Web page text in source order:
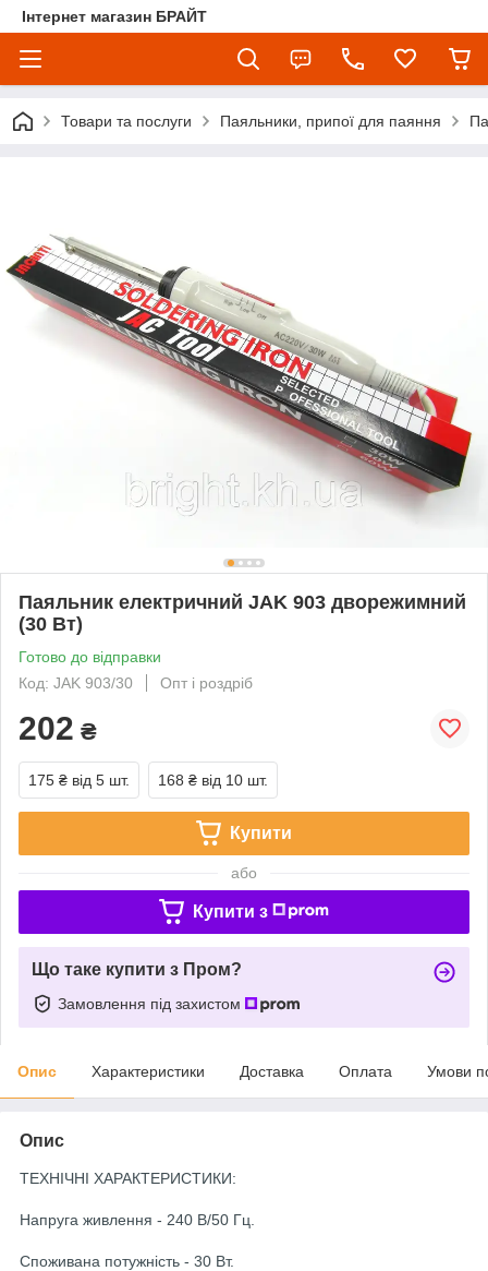
Інтернет магазин БРАЙТ
Товари та послуги Паяльники, припої для паяння
Паяльник електричний JAK 903 дворежимний
(30 Вт)
Готово до відправки
Код: JAK 903/30
Опт і роздріб
202 ₴
175 ₴ від 5 шт. 168 ₴ від 10 шт.
Купити
або
Купити з
Що таке купити з Пром?
Замовлення під захистом
Опис Характеристики Доставка Оплата Умови
Опис
ТЕХНІЧНІ ХАРАКТЕРИСТИКИ:
Напруга живлення - 240 В/50 Гц.
Споживана потужність - 30 Вт.